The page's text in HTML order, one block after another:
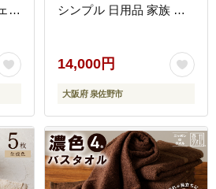
イ
シンプル 日用品 家族 フ
14,000円
大阪府 泉佐野市